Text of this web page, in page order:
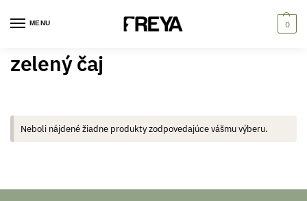
MENU 0
zelený čaj
Neboli nájdené žiadne produkty zodpovedajúce vášmu výberu.